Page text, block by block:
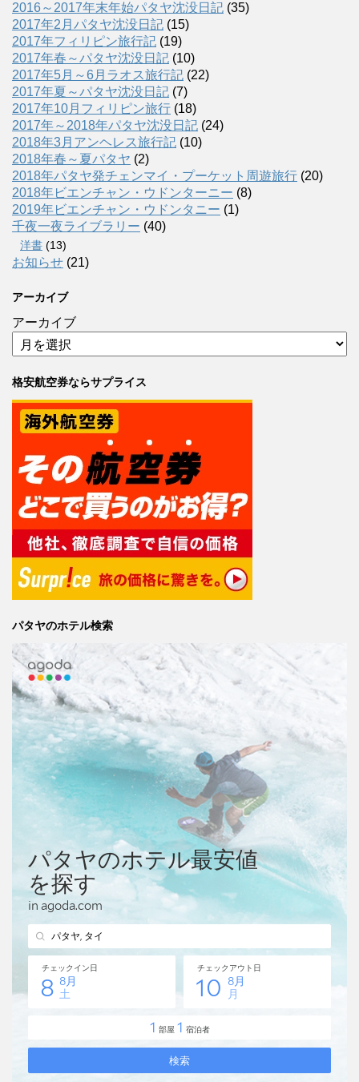
2016～2017年末年始パタヤ沈没日記 (35)
2017年2月パタヤ沈没日記 (15)
2017年フィリピン旅行記 (19)
2017年春～パタヤ沈没日記 (10)
2017年5月～6月ラオス旅行記 (22)
2017年夏～パタヤ沈没日記 (7)
2017年10月フィリピン旅行 (18)
2017年～2018年パタヤ沈没日記 (24)
2018年3月アンヘレス旅行記 (10)
2018年春～夏パタヤ (2)
2018年パタヤ発チェンマイ・プーケット周遊旅行 (20)
2018年ビエンチャン・ウドンターニー (8)
2019年ビエンチャン・ウドンタニー (1)
千夜一夜ライブラリー (40)
洋書 (13)
お知らせ (21)
アーカイブ
アーカイブ
格安航空券ならサプライス
パタヤのホテル検索